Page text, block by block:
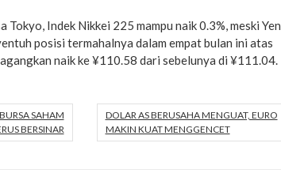
Tokyo, Indek Nikkei 225 mampu naik 0.3%, meski Yen
posisi termahalnya dalam empat bulan ini atas
naik ke ¥110.58 dari sebelunya di ¥111.04.
SAHAM
BERSINAR
DOLAR AS BERUSAHA MENGUAT, EURO
MAKIN KUAT MENGGENCET